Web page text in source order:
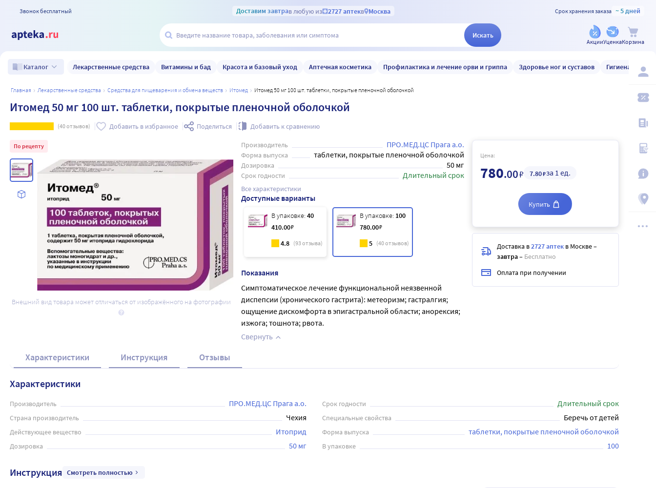
Звонок бесплатный Доставим завтрав любую из 2727 аптекв Москва Срок хранения заказа ~ 5 дней
Искать
АкцииУценкаКорзина
Каталог Лекарственные средства Витамины и бад Красота и базовый уход Аптечная косметика Профилактика и лечение орви и гриппа Здоровье ног и суставов Гигиена и уход
главная лекарственные средства средства для пищеварения и обмена веществ итомед Итомед 50 мг 100 шт. таблетки, покрытые пленочной оболочкой
Итомед 50 мг 100 шт. таблетки, покрытые пленочной оболочкой
(40отзывов) Добавить в избранное Поделиться Добавить к сравнению
По рецепту
Внешний вид товара может отличаться от изображённого на фотографии
Производитель ПРО.МЕД.ЦС Прага а.о.
Форма выпуска таблетки, покрытые пленочной оболочкой
Дозировка 50 мг
Срок годности Длительный срок
Все характеристики
Доступные варианты
В упаковке: 40
410.00₽
4.8 (93отзыва)
В упаковке: 100
780.00₽
5 (40отзывов)
Показания
Симптоматическое лечение функциональной неязвенной
диспепсии (хронического гастрита): метеоризм; гастралгия;
ощущение дискомфорта в эпигастральной области; анорексия;
изжога; тошнота; рвота.
Свернуть
Цена:
780.00₽ 7.80₽за 1 ед.
Купить
Доставка в2727 аптек в Москве–
завтра– Бесплатно
Оплата при получении
Характеристики Инструкция Отзывы
Характеристики
Производитель ПРО.МЕД.ЦС Прага а.о. Срок годности Длительный срок
Страна производитель Чехия Специальные свойства Беречь от детей
Действующее вещество Итоприд Форма выпуска таблетки, покрытые пленочной оболочкой
Дозировка 50 мг В упаковке 100
Инструкция Смотреть полностью